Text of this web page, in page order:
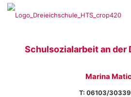
Schulsozialarbeit an der
Marina
T: 06103/